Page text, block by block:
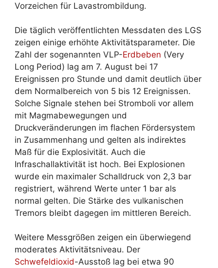
Vorzeichen für Lavastrombildung.
Die täglich veröffentlichten Messdaten des LGS
zeigen einige erhöhte Aktivitätsparameter. Die
Zahl der sogenannten VLP-Erdbeben (Very
Long Period) lag am 7. August bei 17
Ereignissen pro Stunde und damit deutlich über
dem Normalbereich von 5 bis 12 Ereignissen.
Solche Signale stehen bei Stromboli vor allem
mit Magmabewegungen und
Druckveränderungen im flachen Fördersystem
in Zusammenhang und gelten als indirektes
Maß für die Explosivität. Auch die
Infraschallaktivität ist hoch. Bei Explosionen
wurde ein maximaler Schalldruck von 2,3 bar
registriert, während Werte unter 1 bar als
normal gelten. Die Stärke des vulkanischen
Tremors bleibt dagegen im mittleren Bereich.
Weitere Messgrößen zeigen ein überwiegend
moderates Aktivitätsniveau. Der
Schwefeldioxid-Ausstoß lag bei etwa 90